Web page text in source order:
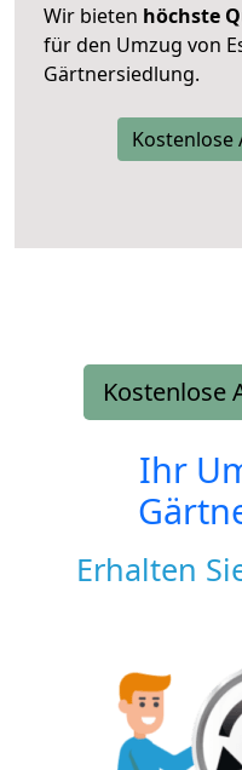
Wir bieten höchste
für den Umzug von
Gärtnersiedlung.
Kostenlose
Kostenlose
Ihr
Erhalten